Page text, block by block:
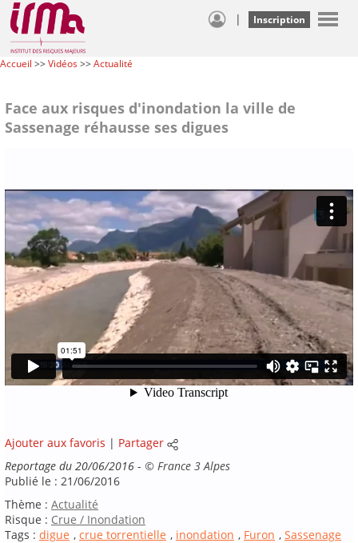
| Inscription
Accueil >>Vidéos>>Actualité
Face aux risques d'inondation la ville de
Sassenage réhausse ses digues
Ajouter aux favoris | Partager
Reportage du 20/06/2016 - © France 3 Alpes
Publié le : 21/06/2016
Thème : Actualité
Risque : Crue / Inondation
Tags : digue , crue torrentielle , inondation , Furon , Sassenage